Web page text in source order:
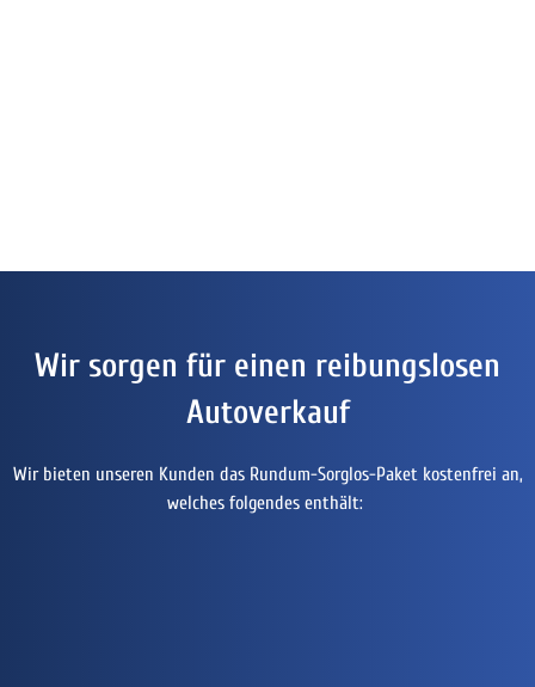
Wir sorgen für einen reibungslosen
Autoverkauf
Wir bieten unseren Kunden das Rundum-Sorglos-Paket kostenfrei an,
welches folgendes enthält: